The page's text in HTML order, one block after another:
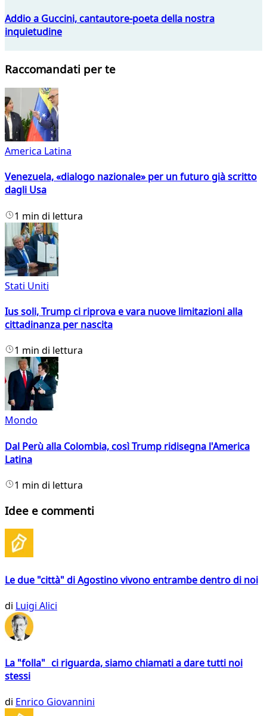
Addio a Guccini, cantautore-poeta della nostra
inquietudine
Raccomandati per te
America Latina
Venezuela, «dialogo nazionale» per un futuro già scritto
dagli Usa
1 min di lettura
Stati Uniti
Ius soli, Trump ci riprova e vara nuove limitazioni alla
cittadinanza per nascita
1 min di lettura
Mondo
Dal Perù alla Colombia, così Trump ridisegna l'America
Latina
1 min di lettura
Idee e commenti
Le due "città" di Agostino vivono entrambe dentro di noi
di Luigi Alici
La "folla" ci riguarda, siamo chiamati a dare tutti noi
stessi
di Enrico Giovannini